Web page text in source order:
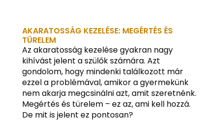
AKARATOSSÁG KEZELÉSE: MEGÉRTÉS ÉS
TÜRELEM
Az akaratosság kezelése gyakran nagy
kihívást jelent a szülők számára. Azt
gondolom, hogy mindenki találkozott már
ezzel a problémával, amikor a gyermekünk
nem akarja megcsinálni azt, amit szeretnénk.
Megértés és türelem – ez az, ami kell hozzá.
De mit is jelent ez pontosan?